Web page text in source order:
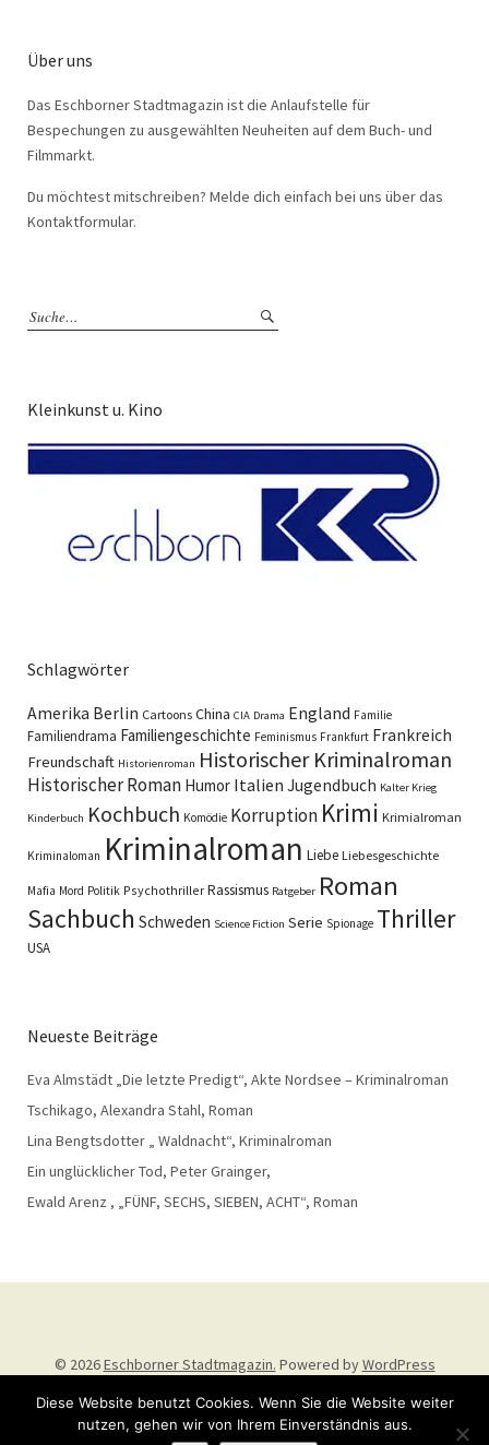
Über uns
Das Eschborner Stadtmagazin ist die Anlaufstelle für
Bespechungen zu ausgewählten Neuheiten auf dem Buch- und
Filmmarkt.
Du möchtest mitschreiben? Melde dich einfach bei uns über das
Kontaktformular.
Kleinkunst u. Kino
Schlagwörter
Amerika Berlin Cartoons China CIA Drama England Familie
Familiendrama Familiengeschichte Feminismus Frankfurt Frankreich
Freundschaft Historienroman Historischer Kriminalroman
Historischer Roman Humor Italien Jugendbuch Kalter Krieg
Kinderbuch Kochbuch Komödie Korruption Krimi Krimialroman
Kriminaloman Kriminalroman Liebe Liebesgeschichte
Mafia Mord Politik Psychothriller Rassismus Ratgeber Roman
Sachbuch Schweden Science Fiction Serie Spionage Thriller
USA
Neueste Beiträge
Eva Almstädt „Die letzte Predigt“, Akte Nordsee – Kriminalroman
Tschikago, Alexandra Stahl, Roman
Lina Bengtsdotter „ Waldnacht“, Kriminalroman
Ein unglücklicher Tod, Peter Grainger,
Ewald Arenz , „FÜNF, SECHS, SIEBEN, ACHT“, Roman
© 2026Eschborner Stadtmagazin. Powered byWordPress
Diese Website benutzt Cookies. Wenn Sie die Website weiter
nutzen, gehen wir von Ihrem Einverständnis aus.